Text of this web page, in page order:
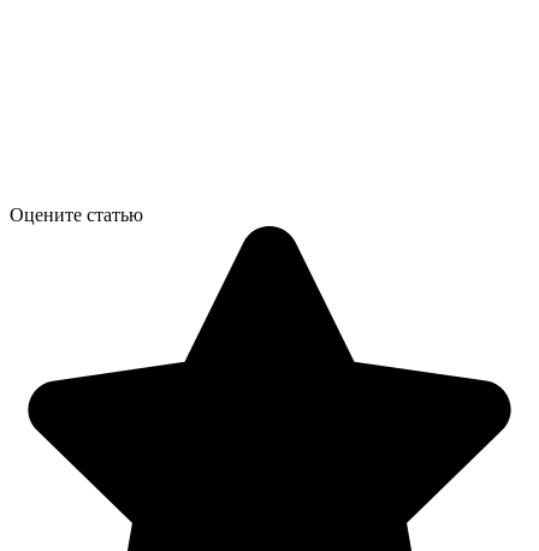
Оцените статью